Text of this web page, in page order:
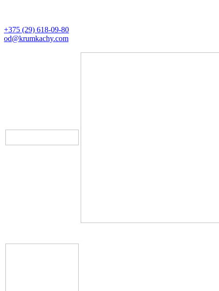
+375 (29) 618-09-80
od@krumkachy.com